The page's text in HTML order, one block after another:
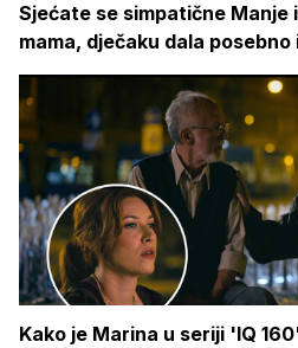
Sjećate se simpatične Manje
mama, dječaku dala posebno
Kako je Marina u seriji 'IQ